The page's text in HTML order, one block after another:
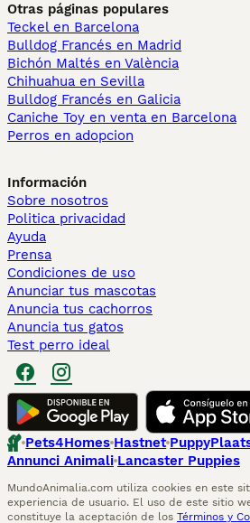
Otras páginas populares
Teckel en Barcelona
Bulldog Francés en Madrid
Bichón Maltés en València
Chihuahua en Sevilla
Bulldog Francés en Galicia
Caniche Toy en venta en Barcelona
Perros en adopcion
Información
Sobre nosotros
Politica privacidad
Ayuda
Prensa
Condiciones de uso
Anunciar tus mascotas
Anuncia tus cachorros
Anuncia tus gatos
Test perro ideal
Pets4Homes Hastnet
Annunci Animali Lancaster Puppies
MundoAnimalia.com utiliza cookies en este
experiencia de usuario. El uso de este sitio
constituye la aceptación de los Términos y